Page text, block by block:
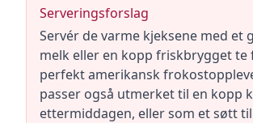
Serveringsforslag
Servér de varme kjeksene med et
melk eller en kopp friskbrygget te
perfekt amerikansk
passer også utmerket til en kopp
ettermiddagen, eller som et søtt